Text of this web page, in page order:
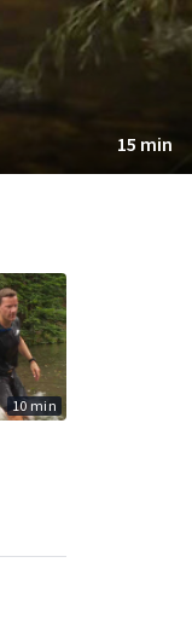
15 min
10 min